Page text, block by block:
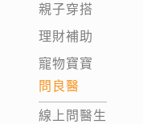
親子穿搭
理財補助
寵物寶寶
問良醫
線上問醫生